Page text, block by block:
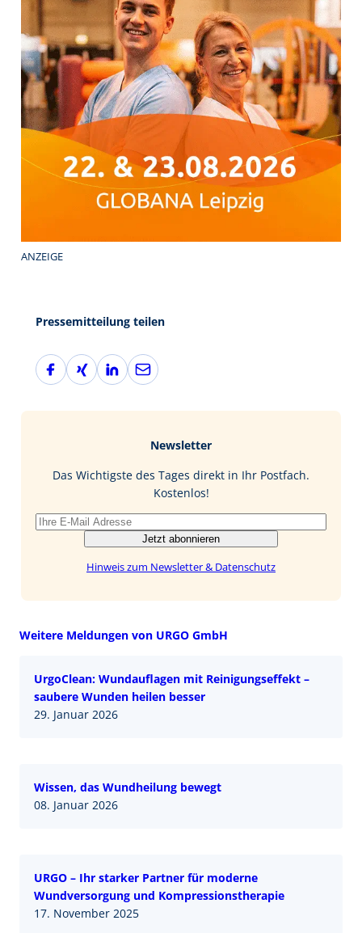
ANZEIGE
Pressemitteilung teilen
F
a
X
i
L
i
I
E
-
Newsletter
Das Wichtigste des Tages direkt in Ihr Postfach.
Kostenlos!
Jetzt abonnieren
Hinweis zum Newsletter & Datenschutz
Weitere Meldungen von URGO GmbH
UrgoClean: Wundauflagen mit Reinigungseffekt –
saubere Wunden heilen besser
29. Januar 2026
Wissen, das Wundheilung bewegt
08. Januar 2026
URGO – Ihr starker Partner für moderne
Wundversorgung und Kompressionstherapie
17. November 2025